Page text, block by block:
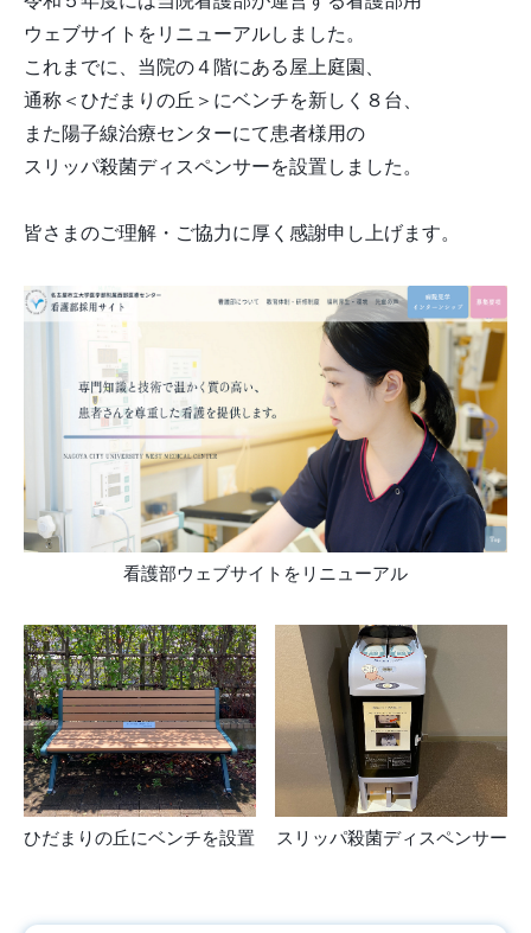
ウェブサイトをリニューアルしました。
これまでに、当院の４階にある屋上庭園、
通称＜ひだまりの丘＞にベンチを新しく８台、
また陽子線治療センターにて患者様用の
スリッパ殺菌ディスペンサーを設置しました。
皆さまのご理解・ご協力に厚く感謝申し上げます。
看護部ウェブサイトをリニューアル
ひだまりの丘にベンチを設置 スリッパ殺菌ディスペンサー